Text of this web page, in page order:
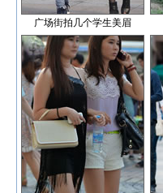
广场街拍几个学生美眉